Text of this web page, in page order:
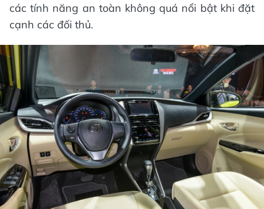
các tính năng an toàn không quá nổi bật khi đặt
cạnh các đối thủ.